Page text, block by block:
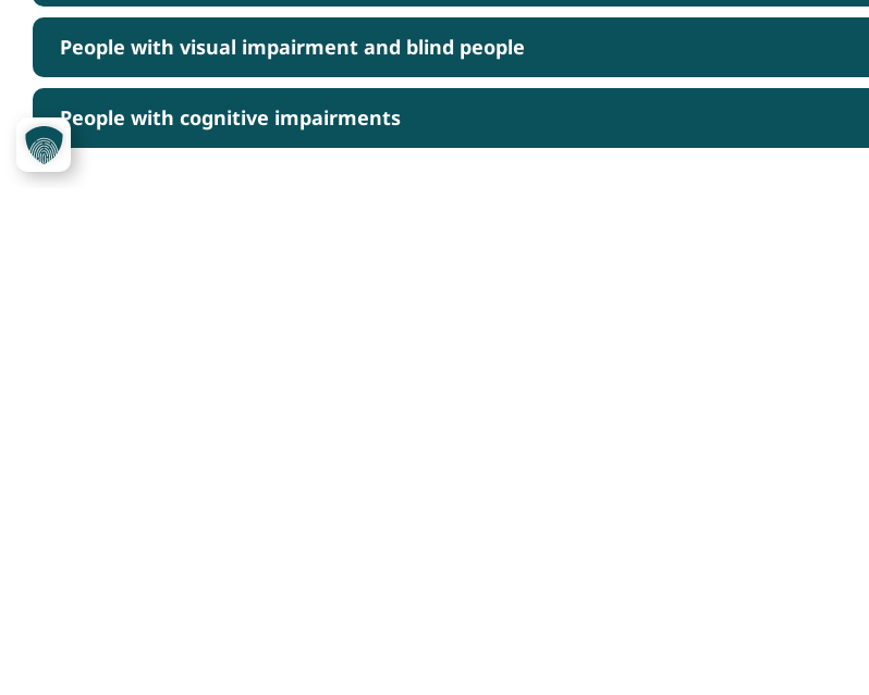
People with visual impairment and blind people
People with cognitive impairments